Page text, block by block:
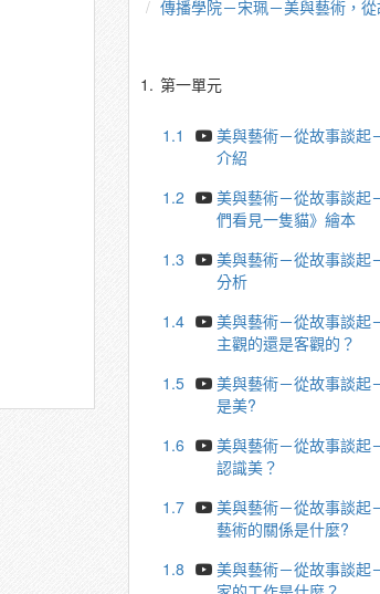
傳播學院－宋珮－美與藝術，
1. 第一單元
1.1
美與藝術－從故事談
介紹
1.2
美與藝術－從故事談
們看⾒⼀隻貓》繪本
1.3
美與藝術－從故事談
分析
1.4
美與藝術－從故事談
主觀的還是客觀的？
1.5
美與藝術－從故事談
是美?
1.6
美與藝術－從故事談
認識美？
1.7
美與藝術－從故事談
藝術的關係是什麼?
1.8
美與藝術－從故事談